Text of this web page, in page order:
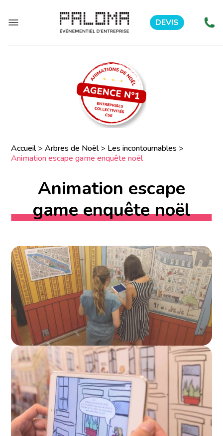
DEVIS
Accueil>Arbres de Noël> Les incontournables >
Animation escape game enquête noël
Animation escape
game enquête noël